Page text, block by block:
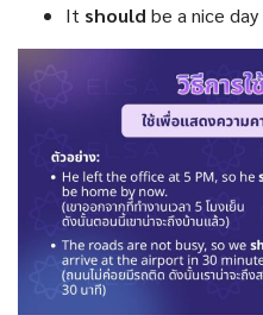
It should be a nice